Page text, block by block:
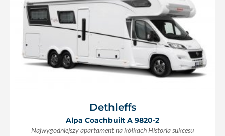
Dethleffs
Alpa Coachbuilt A 9820-2
Najwygodniejszy apartament na kółkach Historia sukcesu